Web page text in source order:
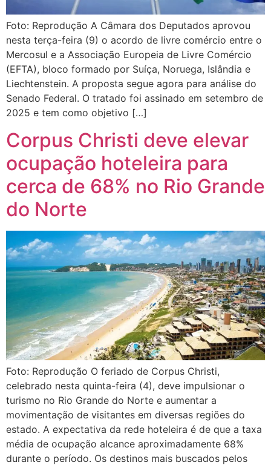
Foto: Reprodução A Câmara dos Deputados aprovou
nesta terça-feira (9) o acordo de livre comércio entre o
Mercosul e a Associação Europeia de Livre Comércio
(EFTA), bloco formado por Suíça, Noruega, Islândia e
Liechtenstein. A proposta segue agora para análise do
Senado Federal. O tratado foi assinado em setembro de
2025 e tem como objetivo […]
Corpus Christi deve elevar
ocupação hoteleira para
cerca de 68% no Rio Grande
do Norte
Foto: Reprodução O feriado de Corpus Christi,
celebrado nesta quinta-feira (4), deve impulsionar o
turismo no Rio Grande do Norte e aumentar a
movimentação de visitantes em diversas regiões do
estado. A expectativa da rede hoteleira é de que a taxa
média de ocupação alcance aproximadamente 68%
durante o período. Os destinos mais buscados pelos